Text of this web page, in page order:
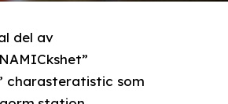
charasteratistic som